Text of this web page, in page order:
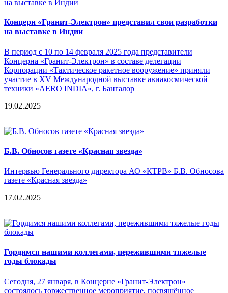
Концерн «Гранит-Электрон» представил свои разработки
на выставке в Индии
В период с 10 по 14 февраля 2025 года представители
Концерна «Гранит-Электрон» в составе делегации
Корпорации «Тактическое ракетное вооружение» приняли
участие в XV Международной выставке авиакосмической
техники «AERO INDIA», г. Бангалор
19.02.2025
Б.В. Обносов газете «Красная звезда»
Интервью Генерального директора АО «КТРВ» Б.В. Обносова
газете «Красная звезда»
17.02.2025
Гордимся нашими коллегами, пережившими тяжелые
годы блокады
Сегодня, 27 января, в Концерне «Гранит-Электрон»
состоялось торжественное мероприятие, посвящённое